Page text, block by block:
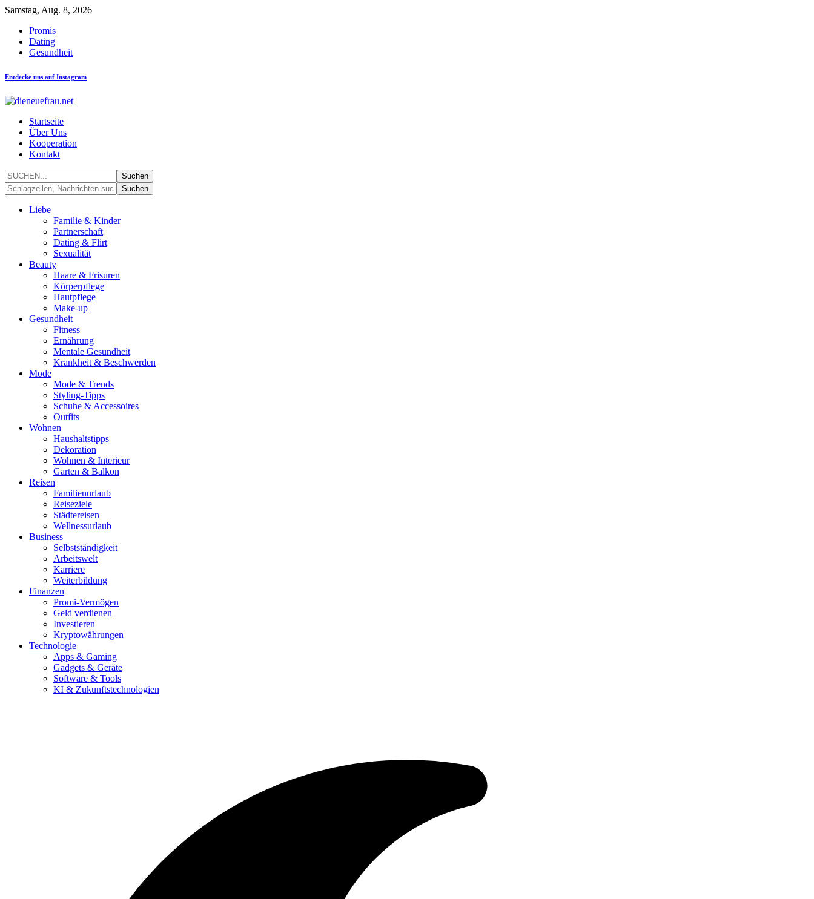
Samstag, Aug. 8, 2026
Promis
Dating
Gesundheit
Entdecke uns auf Instagram
Startseite
Über Uns
Kooperation
Kontakt
Liebe
Familie & Kinder
Partnerschaft
Dating & Flirt
Sexualität
Beauty
Haare & Frisuren
Körperpflege
Hautpflege
Make-up
Gesundheit
Fitness
Ernährung
Mentale Gesundheit
Krankheit & Beschwerden
Mode
Mode & Trends
Styling-Tipps
Schuhe & Accessoires
Outfits
Wohnen
Haushaltstipps
Dekoration
Wohnen & Interieur
Garten & Balkon
Reisen
Familienurlaub
Reiseziele
Städtereisen
Wellnessurlaub
Business
Selbstständigkeit
Arbeitswelt
Karriere
Weiterbildung
Finanzen
Promi-Vermögen
Geld verdienen
Investieren
Kryptowährungen
Technologie
Apps & Gaming
Gadgets & Geräte
Software & Tools
KI & Zukunftstechnologien